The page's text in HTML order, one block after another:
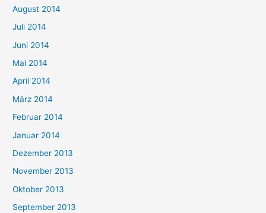
August 2014
Juli 2014
Juni 2014
Mai 2014
April 2014
März 2014
Februar 2014
Januar 2014
Dezember 2013
November 2013
Oktober 2013
September 2013